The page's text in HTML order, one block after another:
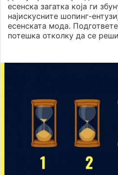
есенска загатка која ги
најискусните шопинг-
есенската мода.
потешка отколку да се реши